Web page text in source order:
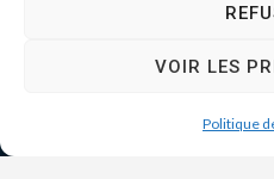
VOIR LES
Politique